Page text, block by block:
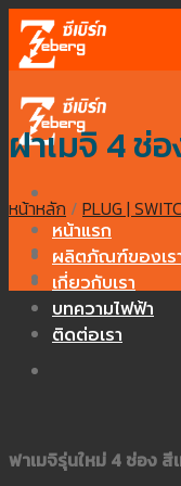
Skip
content
หน้าแรก
ผลิตภัณฑ์ของเร
เกี่ยวกับเรา
บทความไฟฟ้า
ติดต่อเรา
ฝาเมจิ 4 ช่
หน้าหลัก / PLUG |
ฟาเมจิรุ่นใหม่ 4 ช่อง สี